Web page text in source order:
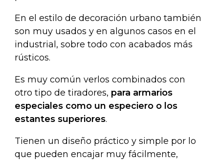
En el estilo de decoración urbano también
son muy usados y en algunos casos en el
industrial, sobre todo con acabados más
rústicos.
Es muy común verlos combinados con
otro tipo de tiradores, para armarios
especiales como un especiero o los
estantes superiores.
Tienen un diseño práctico y simple por lo
que pueden encajar muy fácilmente,